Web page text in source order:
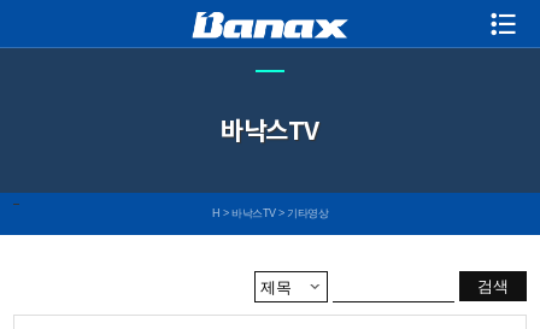
바낙스TV
H > 바낙스TV > 기타영상